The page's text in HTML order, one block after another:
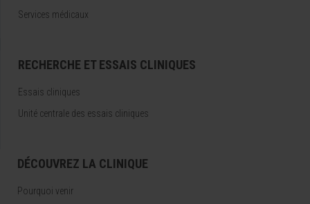
Services médicaux
RECHERCHE ET ESSAIS CLINIQUES
Essais cliniques
Unité centrale des essais cliniques
DÉCOUVREZ LA CLINIQUE
Pourquoi venir